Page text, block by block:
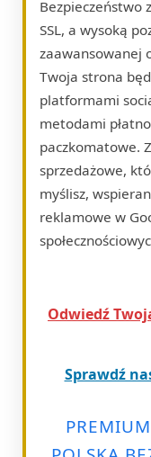
Bezpieczeństwo
SSL, a wysoką
zaawansowanej
Twoja strona
platformami
metodami
paczkomatowe.
sprzedażowe,
myślisz,
reklamowe w
Odwiedź
Sprawdź